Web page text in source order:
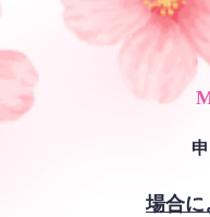
場合に